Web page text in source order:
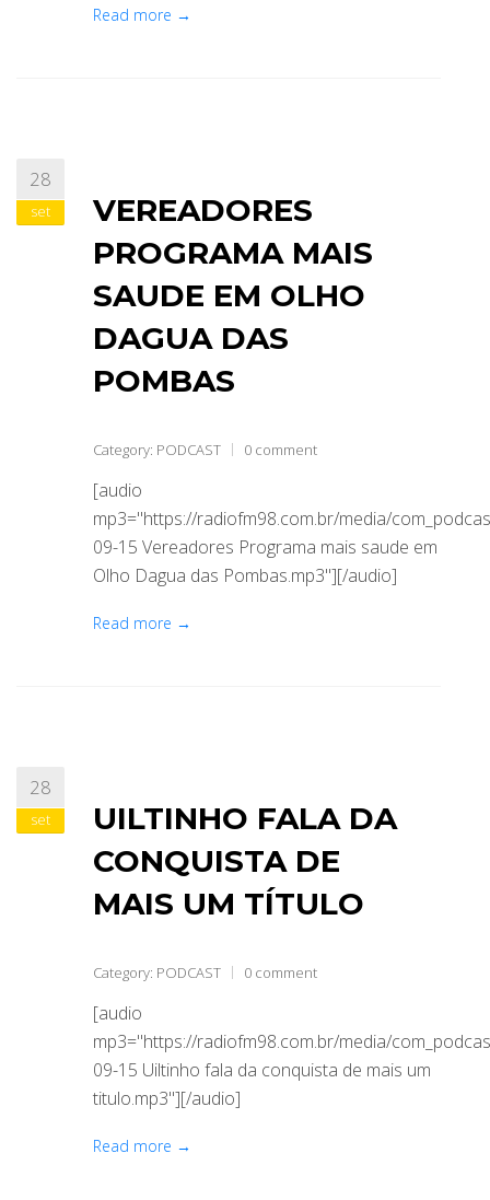
Read more →
28
set
VEREADORES
PROGRAMA MAIS
SAUDE EM OLHO
DAGUA DAS
POMBAS
Category: PODCAST 0 comment
[audio
mp3="https://radiofm98.com.br/media/
09-15 Vereadores Programa mais saude em
Olho Dagua das Pombas.mp3"][/audio]
Read more →
28
set
UILTINHO FALA DA
CONQUISTA DE
MAIS UM TÍTULO
Category: PODCAST 0 comment
[audio
mp3="https://radiofm98.com.br/media/
09-15 Uiltinho fala da conquista de mais um
titulo.mp3"][/audio]
Read more →